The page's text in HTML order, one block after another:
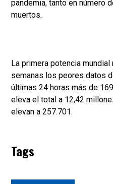
pandemia, tanto en número
muertos.
La primera potencia
semanas los peores datos
últimas 24 horas más de
eleva el total a 12,42
elevan a 257.701.
Tags